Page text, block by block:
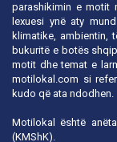
parashikimin e motit
lexuesi ynë aty
klimatike, ambientin,
bukuritë e botës
motit dhe temat e
motilokal.com si
kudo që ata ndodhen.
Motilokal është
(KMShK).